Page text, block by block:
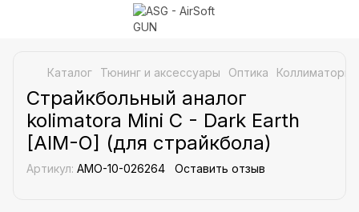
Каталог Тюнинг и аксессуары Оптика Коллиматоры
Страйкбольный аналог
kolimatora Mini C - Dark Earth
[AIM-O] (для страйкбола)
Артикул: AMO-10-026264 Оставить отзыв